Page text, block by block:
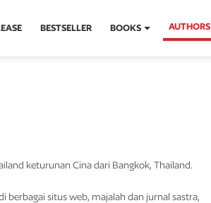
BESTSELLER BOOKS AUTHORS
keturunan Cina dari Bangkok, Thailand.
berbagai situs web, majalah dan jurnal sastra,